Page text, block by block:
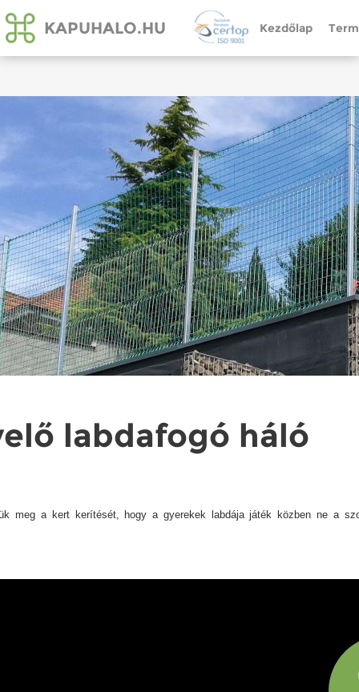
KAPUHALO.HU Kezdőlap
labdafogó háló
meg a kert kerítését, hogy a gyerekek labdája játék közben ne a